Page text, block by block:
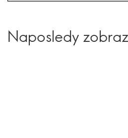
Naposledy